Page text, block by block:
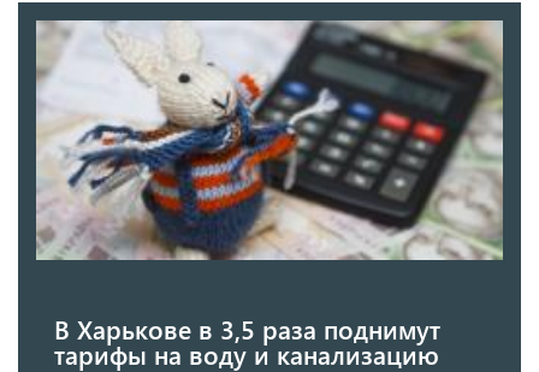
В Харькове в 3,5 раза поднимут
тарифы на воду и канализацию